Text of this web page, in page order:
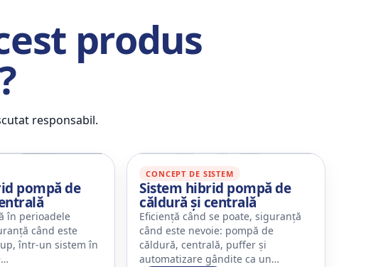
produs
responsabil.
pompă de
în perioadele
când este
într-un sistem în
CONCEPT DE SISTEM
Sistem hibrid pompă de
căldură și centrală
Eficiență când se poate, siguranță
când este nevoie: pompă de
căldură, centrală, puffer și
automatizare gândite ca un…